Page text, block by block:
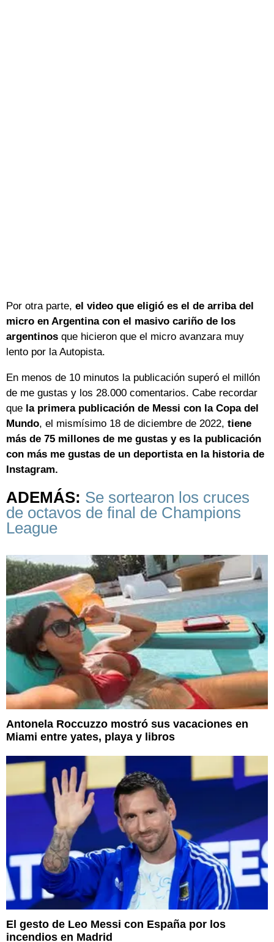
Por otra parte, el video que eligió es el de arriba del
micro en Argentina con el masivo cariño de los
argentinos que hicieron que el micro avanzara muy
lento por la Autopista.
En menos de 10 minutos la publicación superó el millón
de me gustas y los 28.000 comentarios. Cabe recordar
que la primera publicación de Messi con la Copa del
Mundo, el mismísimo 18 de diciembre de 2022, tiene
más de 75 millones de me gustas y es la publicación
con más me gustas de un deportista en la historia de
Instagram.
ADEMÁS: Se sortearon los cruces
de octavos de final de Champions
League
Antonela Roccuzzo mostró sus vacaciones en
Miami entre yates, playa y libros
El gesto de Leo Messi con España por los
incendios en Madrid